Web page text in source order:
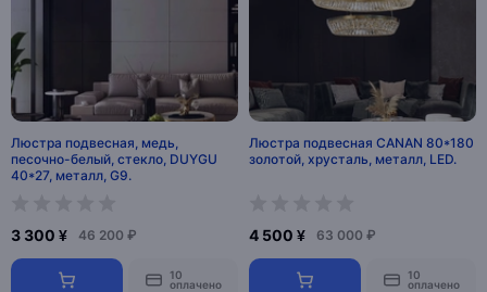
Люстра подвесная, медь,
песочно-белый, стекло, DUYGU
40*27, металл, G9.
3 300 ¥ 46 200 ₽
10
оплачено
Люстра подвесная CANAN 80*180
золотой, хрусталь, металл, LED.
4 500 ¥ 63 000 ₽
10
оплачено